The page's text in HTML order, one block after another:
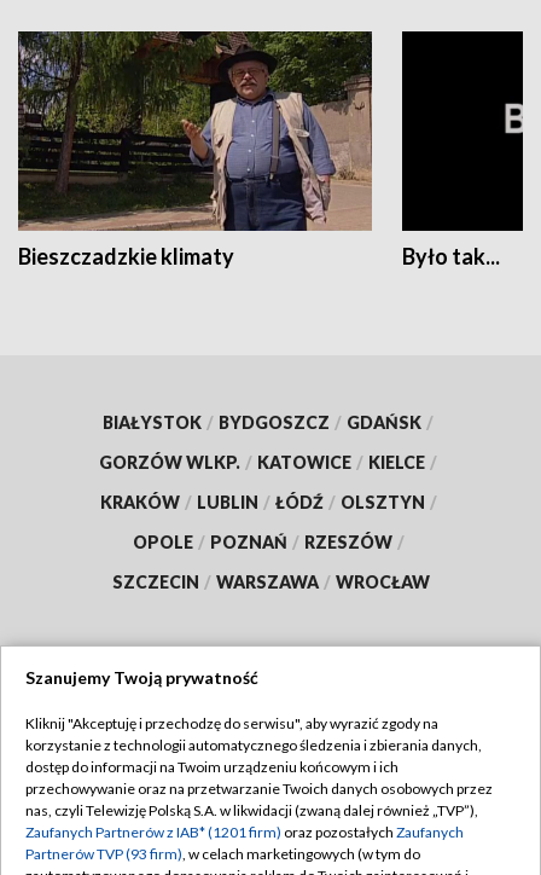
Bieszczadzkie klimaty Było tak...
BIAŁYSTOK / BYDGOSZCZ / GDAŃSK /
GORZÓW WLKP. / KATOWICE / KIELCE /
KRAKÓW / LUBLIN / ŁÓDŹ / OLSZTYN /
OPOLE / POZNAŃ / RZESZÓW /
SZCZECIN / WARSZAWA / WROCŁAW
TVP
Abonament TVP
Emisja w TVP
Centrum informacji TVP
Regulamin TVP
Polityka prywatności
Szanujemy Twoją prywatność
Kliknij "Akceptuję i przechodzę do serwisu", aby wyrazić zgody na
korzystanie z technologii automatycznego śledzenia i zbierania danych,
dostęp do informacji na Twoim urządzeniu końcowym i ich
przechowywanie oraz na przetwarzanie Twoich danych osobowych przez
nas, czyli Telewizję Polską S.A. w likwidacji (zwaną dalej również „TVP”),
Zaufanych Partnerów z IAB* (1201 firm) oraz pozostałych Zaufanych
Partnerów TVP (93 firm), w celach marketingowych (w tym do